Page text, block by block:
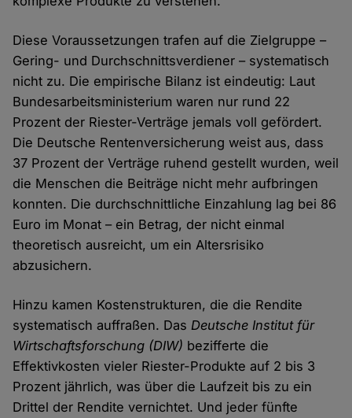
Diese Voraussetzungen trafen auf die Zielgruppe –
Gering- und Durchschnittsverdiener – systematisch
nicht zu. Die empirische Bilanz ist eindeutig: Laut
Bundesarbeitsministerium waren nur rund 22
Prozent der Riester-Verträge jemals voll gefördert.
Die Deutsche Rentenversicherung weist aus, dass
37 Prozent der Verträge ruhend gestellt wurden, weil
die Menschen die Beiträge nicht mehr aufbringen
konnten. Die durchschnittliche Einzahlung lag bei 86
Euro im Monat – ein Betrag, der nicht einmal
theoretisch ausreicht, um ein Altersrisiko
abzusichern.
Hinzu kamen Kostenstrukturen, die die Rendite
systematisch auffraßen. Das Deutsche Institut für
Wirtschaftsforschung (DIW) bezifferte die
Effektivkosten vieler Riester-Produkte auf 2 bis 3
Prozent jährlich, was über die Laufzeit bis zu ein
Drittel der Rendite vernichtet. Und jeder fünfte